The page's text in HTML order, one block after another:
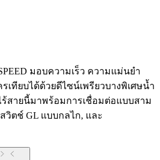
มอบความเร็ว ความแม่นยํา
เทียบได้ด้วยดีไซน์เพรียวบางพิเศษน้ำ
ร้สายนี้มาพร้อมการเชื่อมต่อแบบสาม
วิตช์ GL แบบกลไก, และ